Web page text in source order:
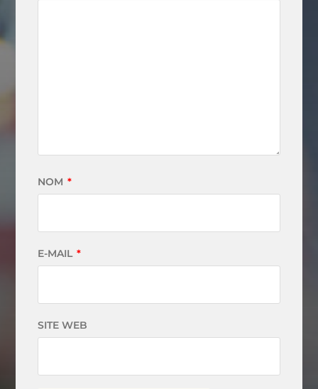
NOM *
E-MAIL *
SITE WEB